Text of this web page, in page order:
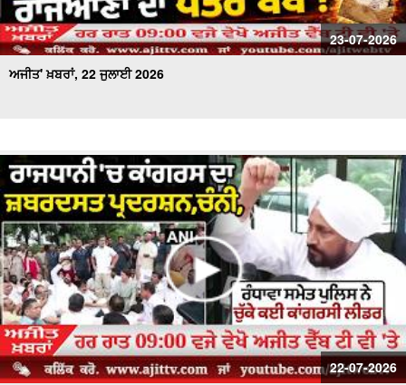
23-07-2026
ਅਜੀਤ' ਖ਼ਬਰਾਂ, 22 ਜੁਲਾਈ 2026
22-07-2026